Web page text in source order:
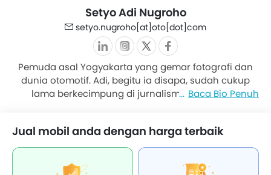
Setyo Adi Nugroho
setyo.nugroho[at]oto[dot]com
Pemuda asal Yogyakarta yang gemar fotografi dan
dunia otomotif. Adi, begitu ia disapa, sudah cukup
lama berkecimpung di jurnalisme. Khususnya
sampai dirinya yang tetap setia menggunakan
moped atau motor bebek Honda Supra di tengah
Baca Bio Penuh
Jual mobil anda dengan harga terbaik